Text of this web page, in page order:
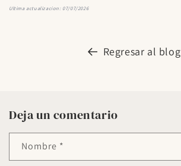
Ultima actualizacion: 07/07/2026
Regresar al blog
Deja un comentario
Nombre *